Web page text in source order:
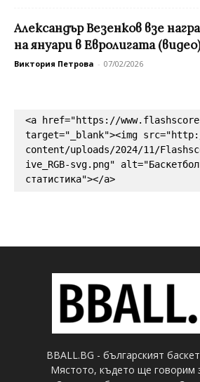
Aлександър Везенков взе
на януари в Евролигата (видео)
Виктория Петрова - 07/02/2026
<a href="https://
target="_blank"><img
content/uploads/2024/11/
ive_RGB-svg.png"
статистика"></a>
BBALL.BG - българският
Мястото, където ще говорим